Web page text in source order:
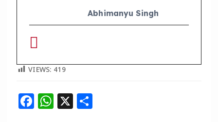
Abhimanyu Singh
VIEWS: 419
F
W X